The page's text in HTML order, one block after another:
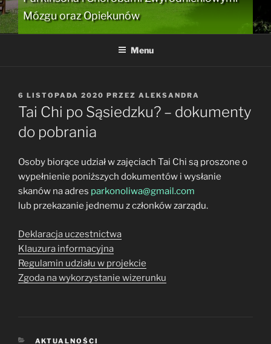
Mózgu oraz Opiekunów
Menu
OPUBLIKOWANE
W
6 LISTOPADA 2020 PRZEZ ALEKSANDRA
Tai Chi po Sąsiedzku? – dokumenty
do pobrania
Osoby biorące udział w zajęciach Tai Chi są proszone o
wypełnienie poniższych dokumentów i wysłanie
skanów na adres parkonoliwa@gmail.com
lub przekazanie jednemu z członków zarządu.
Deklaracja uczestnictwa
Klauzura informacyjna
Regulamin udziału w projekcie
Zgoda na wykorzystanie wizerunku
KATEGORIE
AKTUALNOŚCI